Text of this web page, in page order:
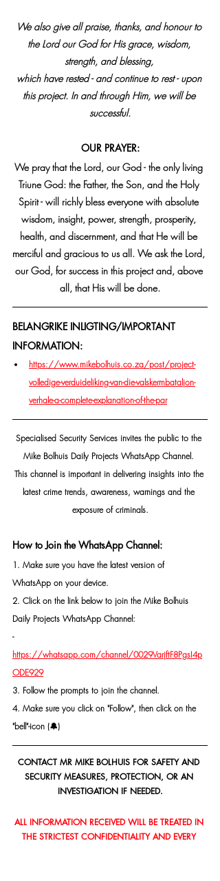
We also give all praise, thanks, and honour to
the Lord our God for His grace, wisdom,
strength, and blessing,
which have rested - and continue to rest - upon
this project. In and through Him, we will be
successful.
OUR PRAYER:
We pray that the Lord, our God - the only living
Triune God: the Father, the Son, and the Holy
Spirit - will richly bless everyone with absolute
wisdom, insight, power, strength, prosperity,
health, and discernment, and that He will be
merciful and gracious to us all. We ask the Lord,
our God, for success in this project and, above
all, that His will be done.
BELANGRIKE INLIGTING/IMPORTANT
INFORMATION:
https://www.mikebolhuis.co.za/post/project-
volledige-verduideliking-van-die-valskermbataljon-
verhale-a-complete-explanation-of-the-par
Specialised Security Services invites the public to the
Mike Bolhuis Daily Projects WhatsApp Channel.
This channel is important in delivering insights into the
latest crime trends, awareness, warnings and the
exposure of criminals.
How to Join the WhatsApp Channel:
1. Make sure you have the latest version of
WhatsApp on your device.
2. Click on the link below to join the Mike Bolhuis
Daily Projects WhatsApp Channel:
-
https://whatsapp.com/channel/0029VarjftF8PgsI4p
ODE929
3. Follow the prompts to join the channel.
4. Make sure you click on "Follow", then click on the
"bell"-icon (🔔)
CONTACT MR MIKE BOLHUIS FOR SAFETY AND
SECURITY MEASURES, PROTECTION, OR AN
INVESTIGATION IF NEEDED.
ALL INFORMATION RECEIVED WILL BE TREATED IN
THE STRICTEST CONFIDENTIALITY AND EVERY